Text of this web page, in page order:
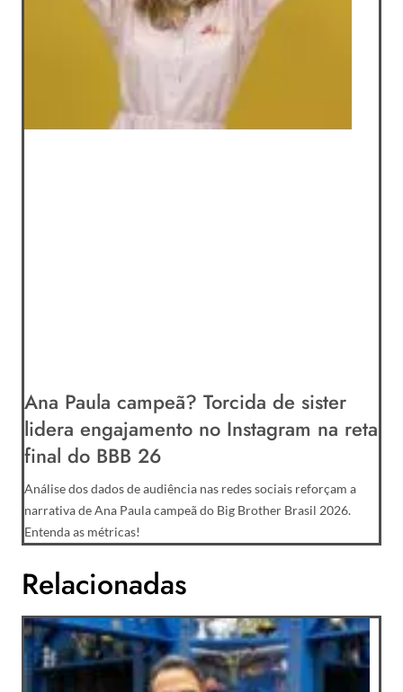
Ana Paula campeã? Torcida de sister
lidera engajamento no Instagram na reta
final do BBB 26
Análise dos dados de audiência nas redes sociais reforçam a
narrativa de Ana Paula campeã do Big Brother Brasil 2026.
Entenda as métricas!
Relacionadas